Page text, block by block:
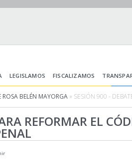
LEGISLAMOS FISCALIZAMOS
ROSA BELÉN MAYORGA » SESIÓN 900 -
REFORMAR EL